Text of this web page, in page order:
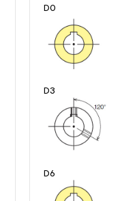
D0
D3
D6